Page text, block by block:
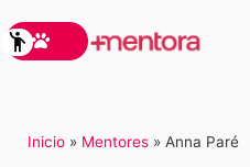
Inicio » Mentores » Anna Paré